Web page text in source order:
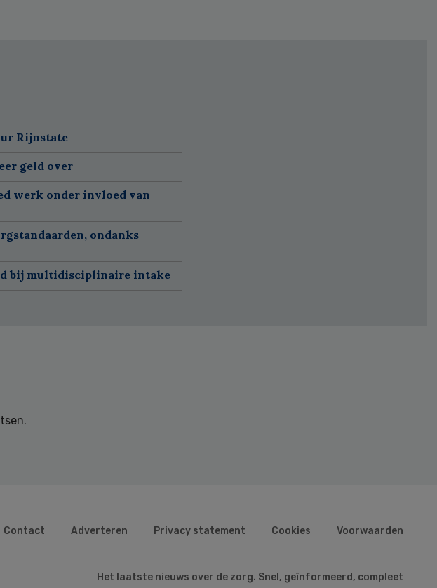
Rijnstate
geld over
werk onder invloed van
ondanks
bij multidisciplinaire intake
Contact Adverteren Privacy statement Cookies Voorwaarden
Het laatste nieuws over de zorg. Snel, geïnformeerd, compleet